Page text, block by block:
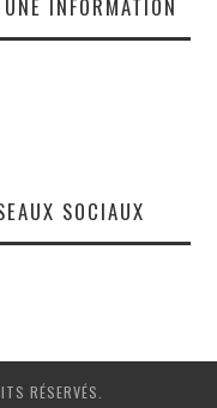
INFORMATION
SOCIAUX
RÉSERVÉS.